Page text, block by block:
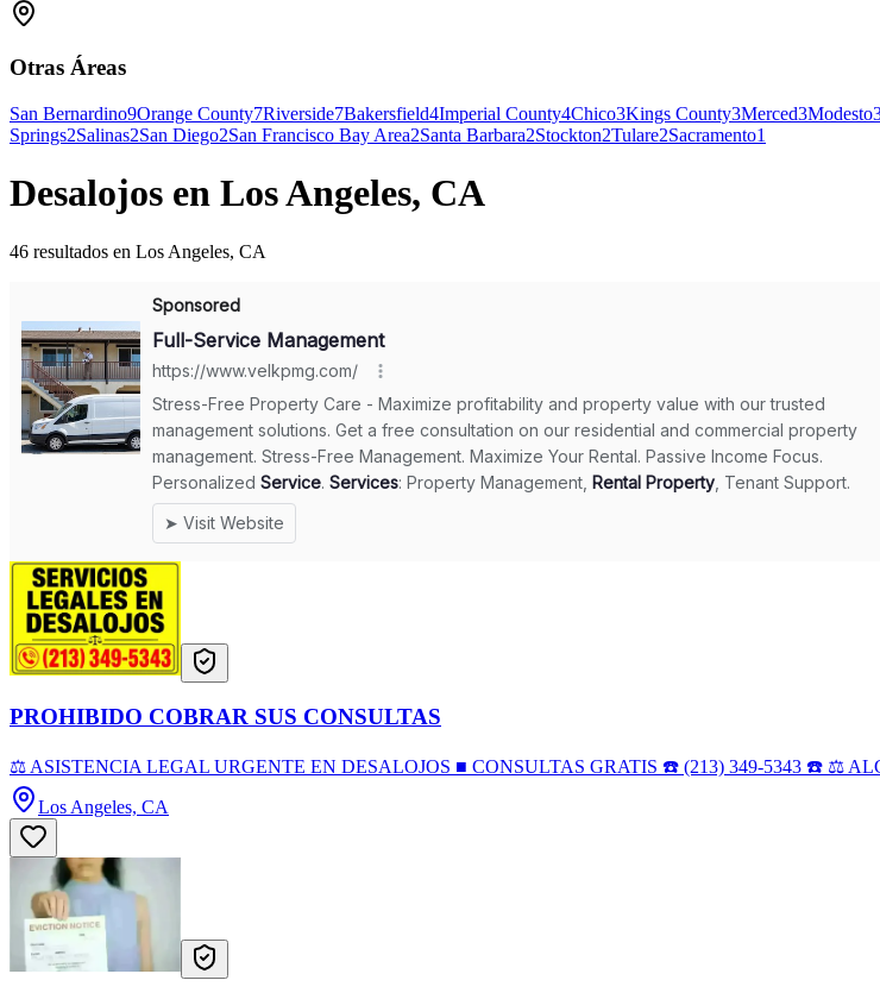
Otras Áreas
San Bernardino9Orange County7Riverside7Bakersfield4Imperial County4Chico3Kings County3Merced3Modesto
Springs2Salinas2San Diego2San Francisco Bay Area2Santa Barbara2Stockton2Tulare2Sacramento1
Desalojos en Los Angeles, CA
46 resultados en Los Angeles, CA
PROHIBIDO COBRAR SUS CONSULTAS
⚖️ ASISTENCIA LEGAL URGENTE EN DESALOJOS ■ CONSULTAS GRATIS ☎️ (213) 349-5343 ☎️ ⚖️
Los Angeles, CA